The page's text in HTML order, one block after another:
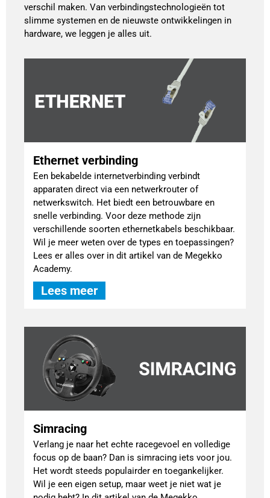
verschil maken. Van verbindingstechnologieën tot
slimme systemen en de nieuwste ontwikkelingen in
hardware, we leggen je alles uit.
Ethernet verbinding
Een bekabelde internetverbinding verbindt
apparaten direct via een netwerkrouter of
netwerkswitch. Het biedt een betrouwbare en
snelle verbinding. Voor deze methode zijn
verschillende soorten ethernetkabels beschikbaar.
Wil je meer weten over de types en toepassingen?
Lees er alles over in dit artikel van de Megekko
Academy.
Lees meer
Simracing
Verlang je naar het echte racegevoel en volledige
focus op de baan? Dan is simracing iets voor jou.
Het wordt steeds populairder en toegankelijker.
Wil je een eigen setup, maar weet je niet wat je